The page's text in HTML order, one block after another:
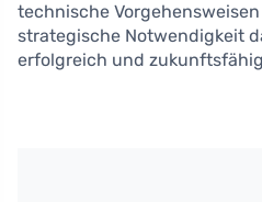
technische
strategische Notwendigkeit
erfolgreich und